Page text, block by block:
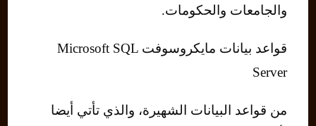
والجامعات والحكومات.
قواعد بيانات مايكروسوفت Microsoft SQL
Server
من قواعد البيانات الشهيرة، والذي تأتي أيضا